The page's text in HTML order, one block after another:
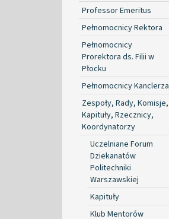
Professor Emeritus
Pełnomocnicy Rektora
Pełnomocnicy
Prorektora ds. Filii w
Płocku
Pełnomocnicy Kanclerza
Zespoły, Rady, Komisje,
Kapituły, Rzecznicy,
Koordynatorzy
Uczelniane Forum
Dziekanatów
Politechniki
Warszawskiej
Kapituły
Klub Mentorów